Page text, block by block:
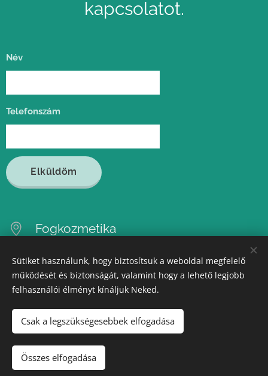
kapcsolatot.
Név
Telefonszám
Elküldöm
Fogkozmetika
+36 20 503 0566
rendelo@fogkozmetika.hu
Sütiket használunk, hogy biztosítsuk a weboldal megfelelő
működését és biztonságát, valamint hogy a lehető legjobb
felhasználói élményt kínáljuk Neked.
Csak a legszükségesebbek elfogadása
Összes elfogadása